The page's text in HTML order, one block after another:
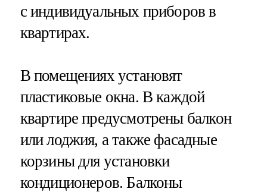
с индивидуальных приборов в
квартирах.
В помещениях установят
пластиковые окна. В каждой
квартире предусмотрены балкон
или лоджия, а также фасадные
корзины для установки
кондиционеров. Балконы